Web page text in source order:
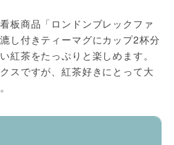
板商品「ロンドンブレックファ
し付きティーマグにカップ2杯分
紅茶をたっぷりと楽しめます。
スですが、紅茶好きにとって大